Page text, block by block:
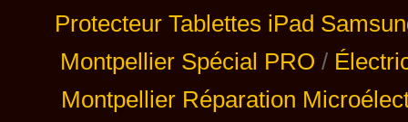
Protecteur Tablettes iPad
Montpellier Spécial PRO /
Montpellier Réparation